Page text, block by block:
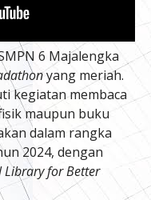
6 Majalengka
yang meriah.
kegiatan membaca
maupun buku
dalam rangka
2024, dengan
Library for Better